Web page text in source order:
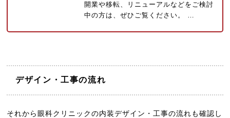
開業や移転、リニューアルなどをご検討
中の方は、ぜひご覧ください。 …
デザイン・工事の流れ
それから眼科クリニックの内装デザイン・工事の流れも確認し